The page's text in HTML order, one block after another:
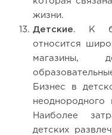
жизни.
Детские. К
относится
магазины,
Бизнес в
неоднородного
Наиболее
детских